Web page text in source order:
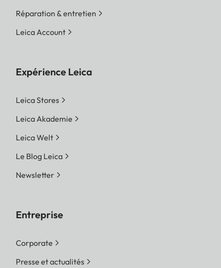
Réparation & entretien
Leica Account
Expérience Leica
Leica Stores
Leica Akademie
Leica Welt
Le Blog Leica
Newsletter
Entreprise
Corporate
Presse et actualités